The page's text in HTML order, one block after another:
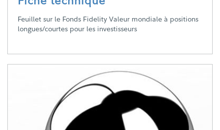
Feuillet sur le Fonds Fidelity Valeur mondiale à positions
longues/courtes pour les investisseurs